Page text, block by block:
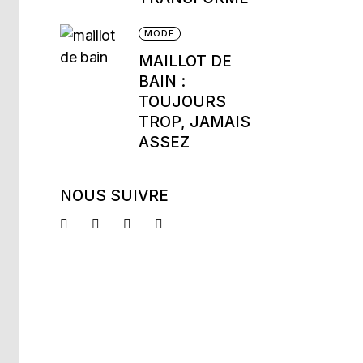
MODE
MAILLOT DE
BAIN :
TOUJOURS
TROP, JAMAIS
ASSEZ
NOUS SUIVRE